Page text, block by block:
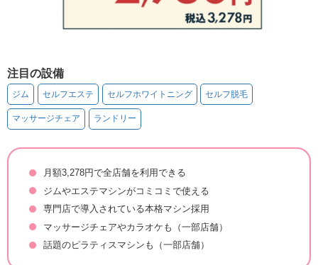
注目の設備
ジム セルフエステ セルフホワイトニング セルフ脱毛
マッサージチェア ランドリー
月額3,278円で全店舗を利用できる
ジムやエステマシンがコミコミで使える
専門店で導入されている本格マシン採用
マッサージチェアやカラオケも（一部店舗）
話題のピラティスマシンも（一部店舗）